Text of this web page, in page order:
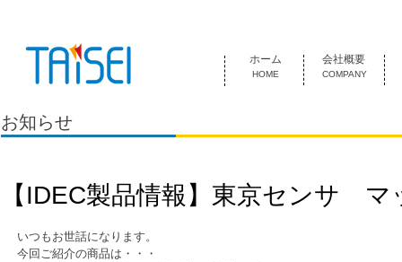
HOME COMPANY
ホーム 会社概要
お知らせ
【IDEC製品情報】東京センサ マ
いつもお世話になります。
今回ご紹介の商品は・・・